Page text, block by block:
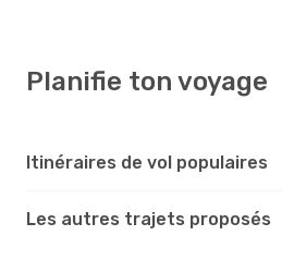
Planifie ton voyage
Itinéraires de vol populaires
Les autres trajets proposés